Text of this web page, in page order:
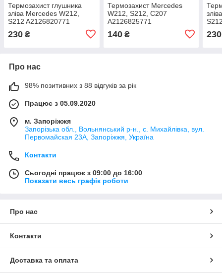
Термозахист глушника
зліва Mercedes W212,
S212 A2126820771
230 ₴
Термозахист Mercedes
W212, S212, C207
A2126825771
140₴ 230
Про нас
98% позитивних з 88 відгуків за рік
Працює з 05.09.2020
м. Запоріжжя
Запорізька обл., Вольнянський р-н., с. Михайлівка, вул.
Первомайская 23А, Запоріжжя, Україна
Контакти
Сьогодні працює з 09:00 до 16:00
Показати весь графік роботи
Про нас
Контакти
Доставка та оплата